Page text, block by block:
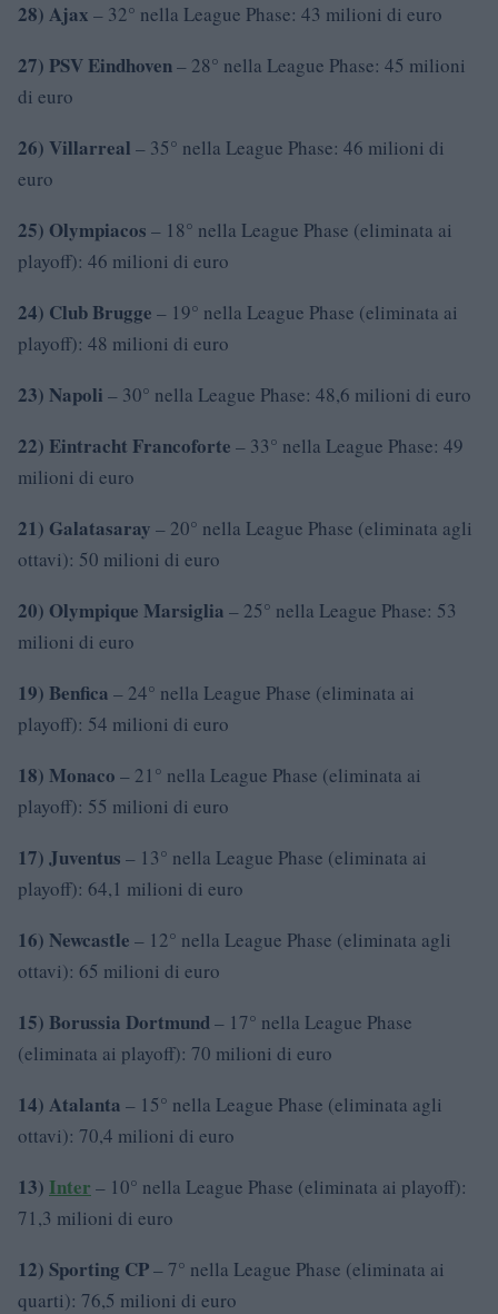
28) Ajax – 32° nella League Phase: 43 milioni di euro
27) PSV Eindhoven– 28° nella League Phase: 45 milioni
di euro
26) Villarreal – 35° nella League Phase: 46 milioni di
euro
25) Olympiacos – 18° nella League Phase (eliminata ai
playoff): 46 milioni di euro
24) Club Brugge – 19° nella League Phase (eliminata ai
playoff): 48 milioni di euro
23) Napoli – 30° nella League Phase: 48,6 milioni di euro
22) Eintracht Francoforte – 33° nella League Phase: 49
milioni di euro
21) Galatasaray – 20° nella League Phase (eliminata agli
ottavi): 50 milioni di euro
20) Olympique Marsiglia – 25° nella League Phase: 53
milioni di euro
19) Benfica – 24° nella League Phase (eliminata ai
playoff): 54 milioni di euro
18) Monaco – 21° nella League Phase (eliminata ai
playoff): 55 milioni di euro
17) Juventus – 13° nella League Phase (eliminata ai
playoff): 64,1 milioni di euro
16) Newcastle – 12° nella League Phase (eliminata agli
ottavi): 65 milioni di euro
15) Borussia Dortmund– 17° nella League Phase
(eliminata ai playoff): 70 milioni di euro
14) Atalanta – 15° nella League Phase (eliminata agli
ottavi): 70,4 milioni di euro
13) Inter – 10° nella League Phase (eliminata ai playoff):
71,3 milioni di euro
12) Sporting CP– 7° nella League Phase (eliminata ai
quarti): 76,5 milioni di euro